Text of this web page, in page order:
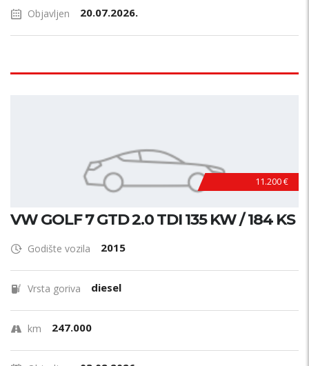
Objavljen 20.07.2026.
11.200 €
VW GOLF 7 GTD 2.0 TDI 135 KW / 184 KS
Godište vozila 2015
Vrsta goriva diesel
km 247.000